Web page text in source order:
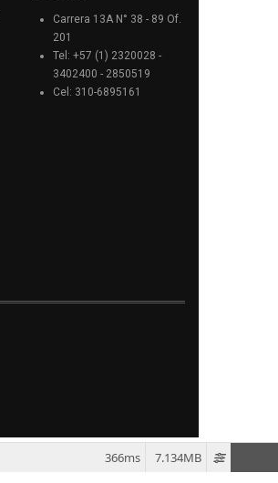
Carrera 13A N° 38 - 89 Of.
201
Tel: +57 (1) 2320028 -
3402400 - 2850519
Cel: 310-6895161
7.134MB
366ms